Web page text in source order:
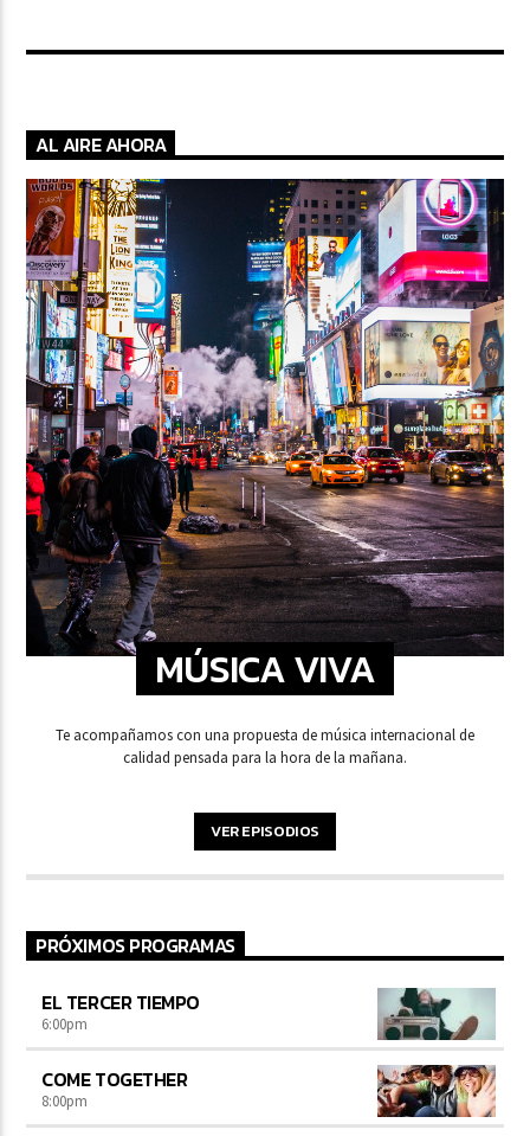
AL AIRE AHORA
MÚSICA VIVA
Te acompañamos con una propuesta de música internacional de
calidad pensada para la hora de la mañana.
VER EPISODIOS
PRÓXIMOS PROGRAMAS
EL TERCER TIEMPO
6:00pm
COME TOGETHER
8:00pm